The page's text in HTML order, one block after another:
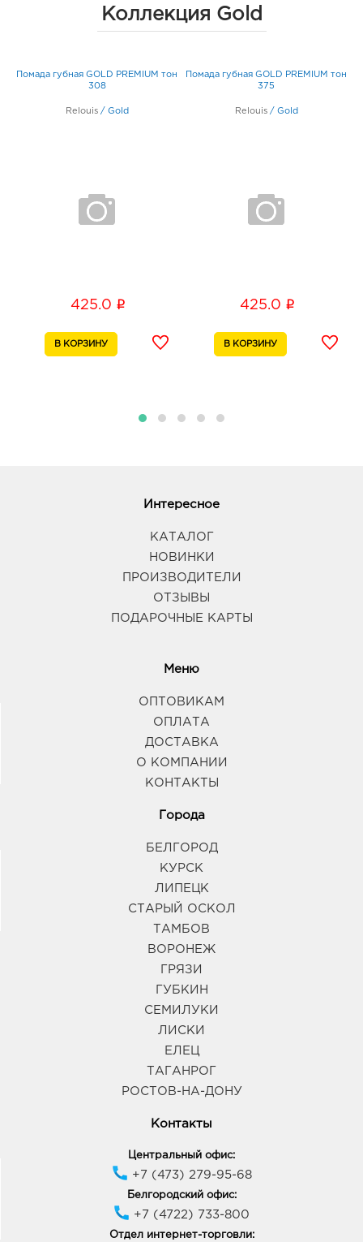
Коллекция Gold
Помада губная GOLD PREMIUM тон
308
Relouis / Gold
425.0 i
Помада губная GOLD PREMIUM тон
375
Relouis / Gold
425.0 i
Интересное
КАТАЛОГ
НОВИНКИ
ПРОИЗВОДИТЕЛИ
ОТЗЫВЫ
ПОДАРОЧНЫЕ КАРТЫ
Меню
ОПТОВИКАМ
ОПЛАТА
ДОСТАВКА
О КОМПАНИИ
КОНТАКТЫ
Города
БЕЛГОРОД
КУРСК
ЛИПЕЦК
СТАРЫЙ ОСКОЛ
ТАМБОВ
ВОРОНЕЖ
ГРЯЗИ
ГУБКИН
СЕМИЛУКИ
ЛИСКИ
ЕЛЕЦ
ТАГАНРОГ
РОСТОВ-НА-ДОНУ
Контакты
Центральный офис:
+7 (473) 279-95-68
Белгородский офис:
+7 (4722) 733-800
Отдел интернет-торговли: